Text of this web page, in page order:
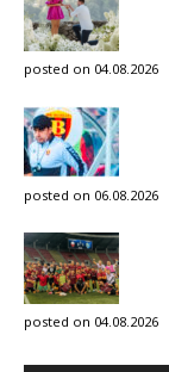
posted on 04.08.2026
posted on 06.08.2026
posted on 04.08.2026